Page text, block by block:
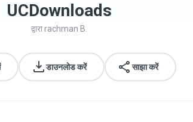
UCDownloads
द्वाराrachman B.
डाउनलोड करें साझा करें